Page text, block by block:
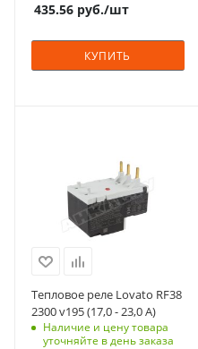
435.56 руб./шт
КУПИТЬ
Тепловое реле Lovato RF38
2300 v195 (17,0 - 23,0 A)
Наличие и цену товара
уточняйте в день заказа